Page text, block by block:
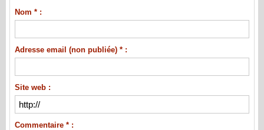
Nom * :
Adresse email (non publiée) * :
Site web :
Commentaire * :